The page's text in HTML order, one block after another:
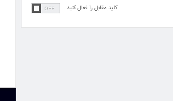
کلید مقابل را فعال کنید